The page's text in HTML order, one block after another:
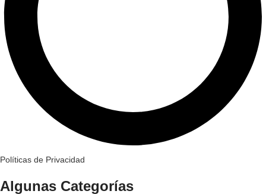
Políticas de Privacidad
Algunas Categorías